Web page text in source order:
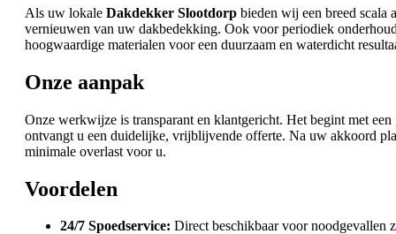
Als uw lokale Dakdekker Slootdorp bieden wij een breed scala
vernieuwen van uw dakbedekking. Ook voor periodiek
hoogwaardige materialen voor een duurzaam en waterdicht
Onze aanpak
Onze werkwijze is transparant en klantgericht. Het begint met
ontvangt u een duidelijke, vrijblijvende offerte. Na uw akkoord
minimale overlast voor u.
Voordelen
24/7 Spoedservice: Direct beschikbaar voor noodgevallen